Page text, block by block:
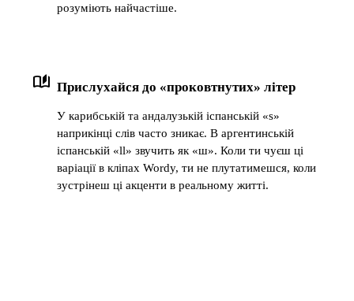
розуміють найчастіше.
auto_stories Прислухайся до «проковтнутих» літер
У карибській та андалузькій іспанській «s»
наприкінці слів часто зникає. В аргентинській
іспанській «ll» звучить як «ш». Коли ти чуєш ці
варіації в кліпах Wordy, ти не плутатимешся, коли
зустрінеш ці акценти в реальному житті.